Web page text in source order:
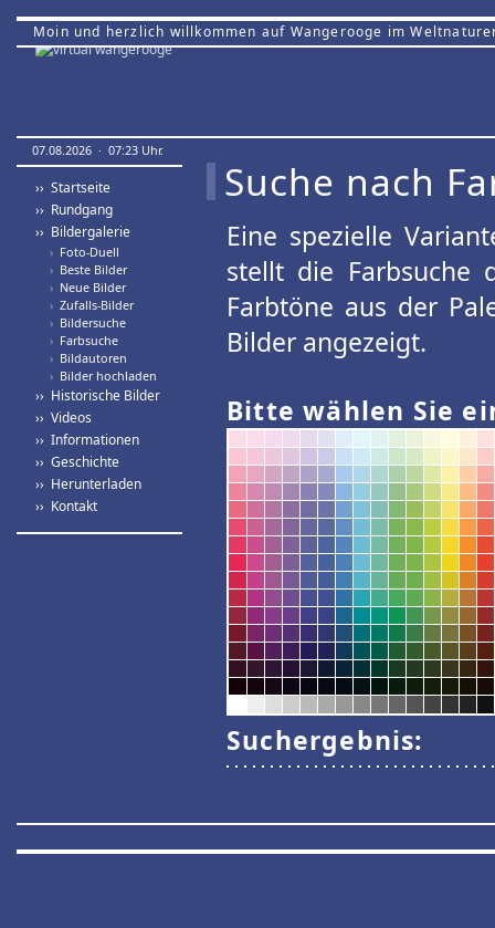
Moin und herzlich willkommen auf Wangerooge im
07.08.2026 · 07:23 Uhr.
›› Startseite
›› Rundgang
›› Bildergalerie
› Foto-Duell
› Beste Bilder
› Neue Bilder
› Zufalls-Bilder
› Bildersuche
› Farbsuche
› Bildautoren
› Bilder hochladen
›› Historische Bilder
›› Videos
›› Informationen
›› Geschichte
›› Herunterladen
›› Kontakt
Suche nach
Eine spezielle
stellt die Farbsuche
Farbtöne aus der
Bilder angezeigt.
Bitte wählen Sie
Suchergebnis: